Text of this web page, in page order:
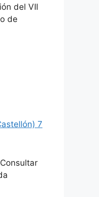
del VII
de
7